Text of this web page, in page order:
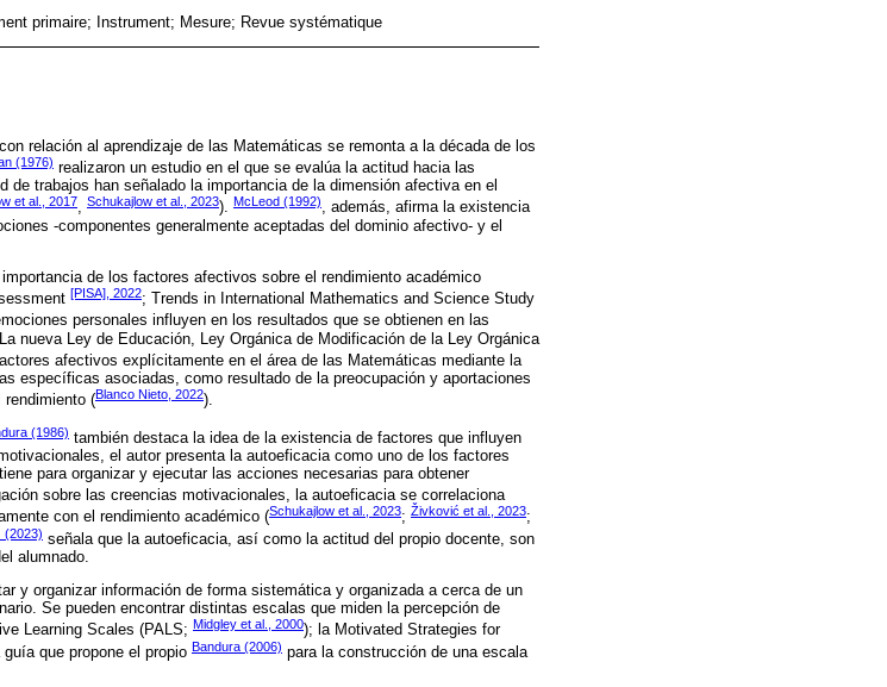
primaire; Instrument; Mesure; Revue systématique
relación al aprendizaje de las Matemáticas se remonta a la década de los
(1976) realizaron un estudio en el que se evalúa la actitud hacia las
trabajos han señalado la importancia de la dimensión afectiva en el
et al., 2017, Schukajlow et al., 2023). McLeod (1992), además, afirma la existencia
-componentes generalmente aceptadas del dominio afectivo- y el
de los factores afectivos sobre el rendimiento académico
[PISA], 2022; Trends in International Mathematics and Science Study
personales influyen en los resultados que se obtienen en las
nueva Ley de Educación, Ley Orgánica de Modificación de la Ley Orgánica
afectivos explícitamente en el área de las Matemáticas mediante la
específicas asociadas, como resultado de la preocupación y aportaciones
rendimiento (Blanco Nieto, 2022).
(1986) también destaca la idea de la existencia de factores que influyen
el autor presenta la autoeficacia como uno de los factores
para organizar y ejecutar las acciones necesarias para obtener
sobre las creencias motivacionales, la autoeficacia se correlaciona
con el rendimiento académico (Schukajlow et al., 2023; Živković et al., 2023;
(2023) señala que la autoeficacia, así como la actitud del propio docente, son
alumnado.
y organizar información de forma sistemática y organizada a cerca de un
Se pueden encontrar distintas escalas que miden la percepción de
Learning Scales (PALS; Midgley et al., 2000); la Motivated Strategies for
guía que propone el propio Bandura (2006) para la construcción de una escala